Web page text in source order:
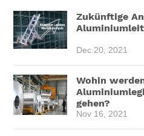
Zukünftige
Dec 20, 2021
Wohin
gehen?
Nov 16, 2021